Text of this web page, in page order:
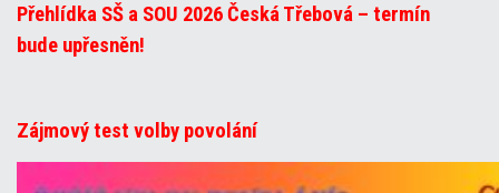
Přehlídka SŠ a SOU 2026 Česká Třebová – termín
bude upřesněn!
Zájmový test volby povolání